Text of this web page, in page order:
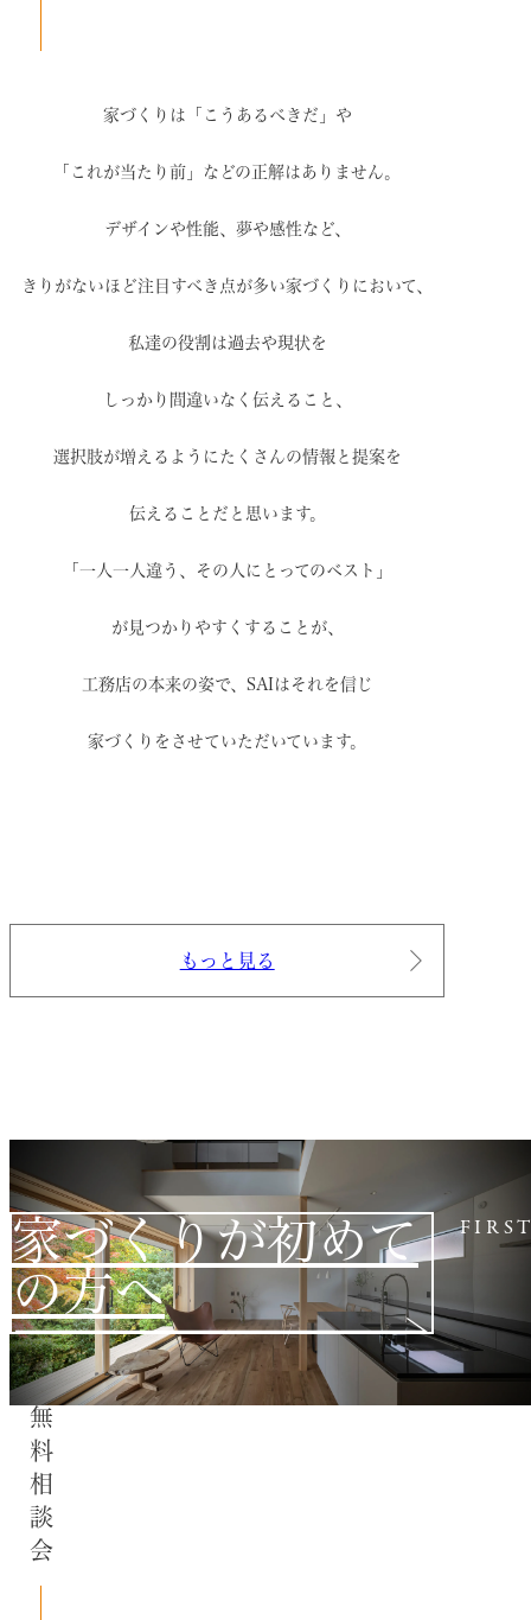
家づくりは「こうあるべきだ」や
「これが当たり前」などの正解はありません。
デザインや性能、夢や感性など、
きりがないほど注目すべき点が多い家づくりにおいて、
私達の役割は過去や現状を
しっかり間違いなく伝えること、
選択肢が増えるように たくさんの情報と提案を
伝えることだと思います。
「一人一人違う、その人にとってのベスト」
が見つかりやすくすることが、
工務店の本来の姿で、 SAIはそれを信じ
家づくりをさせていただいています。
もっと見る
家づくりが初めて
の方へ
無料相談会